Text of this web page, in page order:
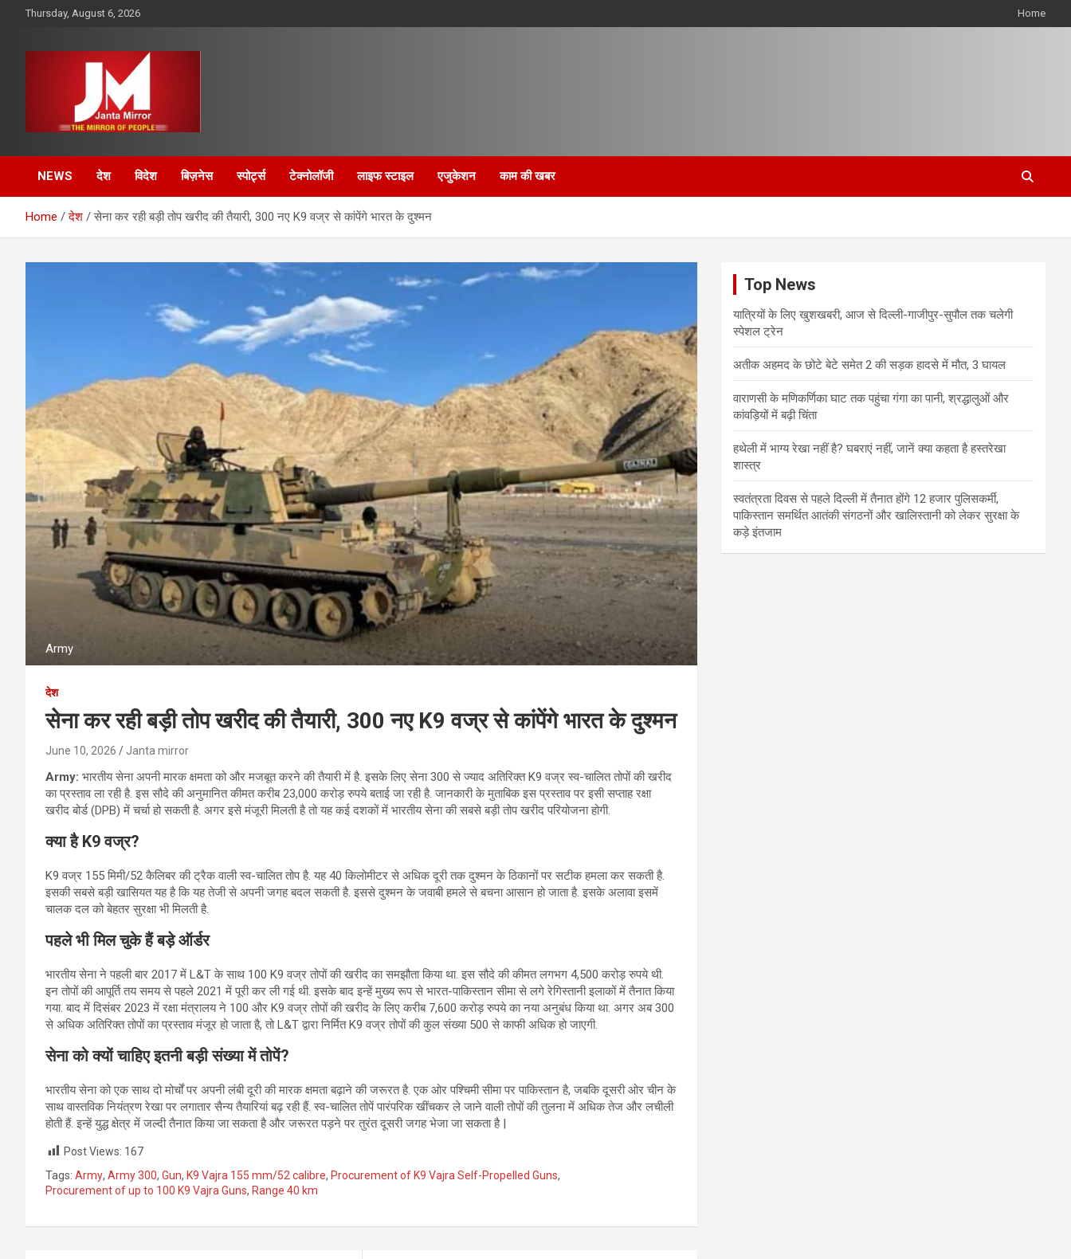
Thursday, August 6, 2026 Home
Janta Mirror
NEWS देश विदेश बिज़नेस स्पोर्ट्स टेक्नोलॉजी लाइफ स्टाइल एजुकेशन काम की खबर
Home देश सेना कर रही बड़ी तोप खरीद की तैयारी, 300 नए K9 वज्र से कांपेंगे भारत के दुश्मन
Army
देश
सेना कर रही बड़ी तोप खरीद की तैयारी, 300 नए K9 वज्र से कांपेंगे भारत के दुश्मन
June 10, 2026 Janta mirror
Army: भारतीय सेना अपनी मारक क्षमता को और मजबूत करने की तैयारी में है. इसके लिए सेना 300 से ज्याद अतिरिक्त K9 वज्र स्व-चालित तोपों की खरीद
का प्रस्ताव ला रही है. इस सौदे की अनुमानित कीमत करीब 23,000 करोड़ रुपये बताई जा रही है. जानकारी के मुताबिक इस प्रस्ताव पर इसी सप्ताह रक्षा
खरीद बोर्ड (DPB) में चर्चा हो सकती है. अगर इसे मंजूरी मिलती है तो यह कई दशकों में भारतीय सेना की सबसे बड़ी तोप खरीद परियोजना होगी.
क्या है K9वज्र?
K9 वज्र 155 मिमी/52 कैलिबर की ट्रैक वाली स्व-चालित तोप है. यह 40 किलोमीटर से अधिक दूरी तक दुश्मन के ठिकानों पर सटीक हमला कर सकती है.
इसकी सबसे बड़ी खासियत यह है कि यह तेजी से अपनी जगह बदल सकती है. इससे दुश्मन के जवाबी हमले से बचना आसान हो जाता है. इसके अलावा इसमें
चालक दल को बेहतर सुरक्षा भी मिलती है.
पहले भी मिल चुके हैं बड़े ऑर्डर
भारतीय सेना ने पहली बार 2017 में L&T के साथ 100 K9 वज्र तोपों की खरीद का समझौता किया था. इस सौदे की कीमत लगभग 4,500 करोड़ रुपये थी.
इन तोपों की आपूर्ति तय समय से पहले 2021 में पूरी कर ली गई थी. इसके बाद इन्हें मुख्य रूप से भारत-पाकिस्तान सीमा से लगे रेगिस्तानी इलाकों में तैनात किया
गया. बाद में दिसंबर 2023 में रक्षा मंत्रालय ने 100 और K9 वज्र तोपों की खरीद के लिए करीब 7,600 करोड़ रुपये का नया अनुबंध किया था. अगर अब 300
से अधिक अतिरिक्त तोपों का प्रस्ताव मंजूर हो जाता है, तो L&T द्वारा निर्मित K9 वज्र तोपों की कुल संख्या 500 से काफी अधिक हो जाएगी.
सेना को क्यों चाहिए इतनी बड़ी संख्या में तोपें?
भारतीय सेना को एक साथ दो मोर्चों पर अपनी लंबी दूरी की मारक क्षमता बढ़ाने की जरूरत है. एक ओर पश्चिमी सीमा पर पाकिस्तान है, जबकि दूसरी ओर चीन के
साथ वास्तविक नियंत्रण रेखा पर लगातार सैन्य तैयारियां बढ़ रही हैं. स्व-चालित तोपें पारंपरिक खींचकर ले जाने वाली तोपों की तुलना में अधिक तेज और लचीली
होती हैं. इन्हें युद्ध क्षेत्र में जल्दी तैनात किया जा सकता है और जरूरत पड़ने पर तुरंत दूसरी जगह भेजा जा सकता है |
Post Views: 167
Tags: Army, Army 300, Gun, K9 Vajra 155 mm/52 calibre, Procurement of K9 Vajra Self-Propelled Guns,
Procurement of up to 100 K9 Vajra Guns, Range 40 km
Top News
यात्रियों के लिए खुशखबरी, आज से दिल्ली-गाजीपुर-सुपौल तक चलेगी
स्पेशल ट्रेन
अतीक अहमद के छोटे बेटे समेत 2 की सड़क हादसे में मौत, 3 घायल
वाराणसी के मणिकर्णिका घाट तक पहुंचा गंगा का पानी, श्रद्धालुओं और
कांवड़ियों में बढ़ी चिंता
हथेली में भाग्य रेखा नहीं है? घबराएं नहीं, जानें क्या कहता है हस्तरेखा
शास्त्र
स्वतंत्रता दिवस से पहले दिल्ली में तैनात होंगे 12 हजार पुलिसकर्मी,
पाकिस्तान समर्थित आतंकी संगठनों और खालिस्तानी को लेकर सुरक्षा के
कड़े इंतजाम